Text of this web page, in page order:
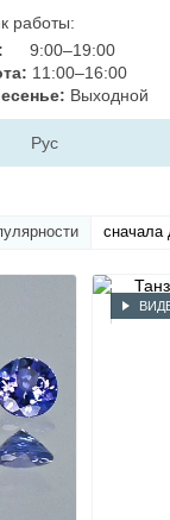
работы:
9:00–19:00
11:00–16:00
Выходной
Рус
сначала